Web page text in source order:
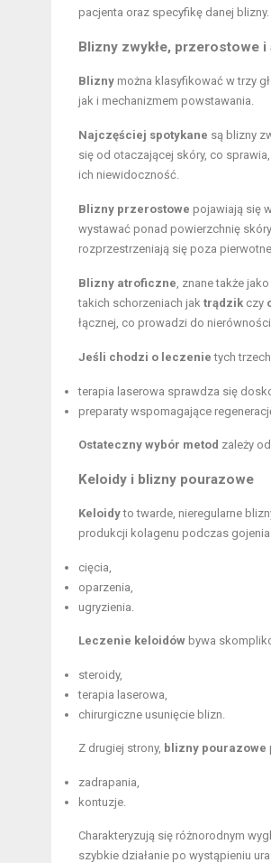
pacjenta oraz specyfikę danej blizny.
Blizny zwykłe, przerostowe
Blizny można klasyfikować w trzy
jak i mechanizmem powstawania.
Najczęściej spotykane są blizny
się od otaczającej skóry, co
ich niewidoczność.
Blizny przerostowe pojawiają się
wystawać ponad powierzchnię
rozprzestrzeniają się poza
Blizny atroficzne , znane także
takich schorzeniach jak trądzik czy
łącznej, co prowadzi do
Jeśli chodzi o leczenie tych
terapia laserowa sprawdza się
preparaty wspomagające
Ostateczny wybór metod zależy
Keloidy i blizny pourazowe
Keloidyto twarde, nieregularne
produkcji kolagenu podczas
cięcia,
oparzenia,
ugryzienia.
Leczenie keloidów bywa
steroidy,
terapia laserowa,
chirurgiczne usunięcie blizn.
Z drugiej strony, blizny pourazowe
zadrapania,
kontuzje.
Charakteryzują się różnorodnym
szybkie działanie po wystąpieniu